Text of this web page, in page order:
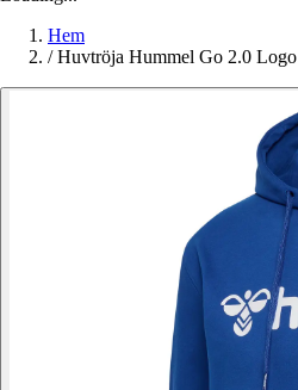
Hem
/ Huvtröja Hummel Go 2.0 Logo